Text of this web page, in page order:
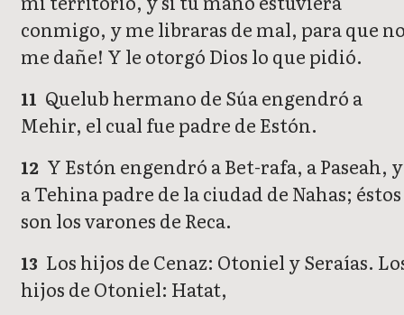
conmigo, y me libraras de mal, para que
me dañe! Y le otorgó Dios lo que pidió.
11 Quelub hermano de Súa engendró a
Mehir, el cual fue padre de Estón.
12 Y Estón engendró a Bet-rafa, a Paseah, y
a Tehina padre de la ciudad de Nahas; éstos
son los varones de Reca.
13 Los hijos de Cenaz: Otoniel y Seraías.
hijos de Otoniel: Hatat,